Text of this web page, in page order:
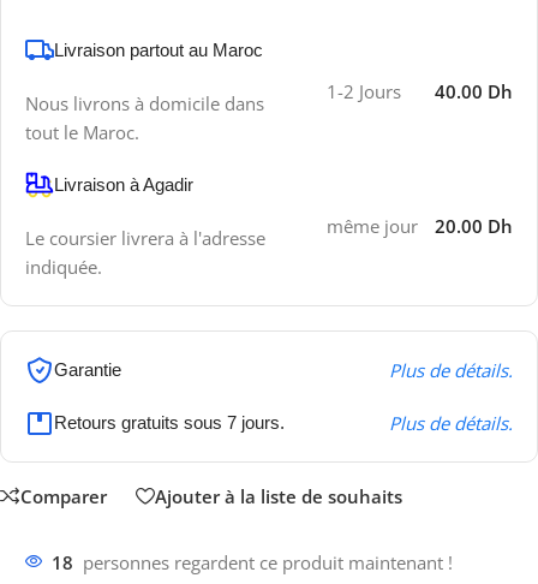
Livraison partout au Maroc
Nous livrons à domicile dans
tout le Maroc.
1-2 Jours 40.00 Dh
Livraison à Agadir
Le coursier livrera à l'adresse
indiquée.
même jour 20.00 Dh
Garantie Plus de détails.
Retours gratuits sous 7 jours. Plus de détails.
Comparer Ajouter à la liste de souhaits
18 personnes regardent ce produit maintenant !